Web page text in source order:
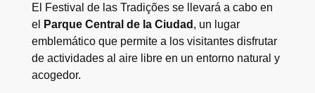
El Festival de las Tradições se llevará a cabo en
el
Parque Central de la Ciudad , un lugar
emblemático que permite a los visitantes disfrutar
de actividades al aire libre en un entorno natural y
acogedor.